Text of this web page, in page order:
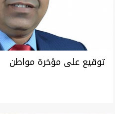
توقيع على مؤخرة مواطن